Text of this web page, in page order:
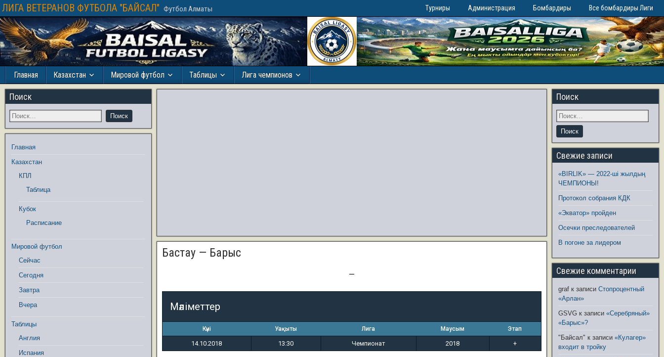
ЛИГА ВЕТЕРАНОВ ФУТБОЛА "БАЙСАЛ" Футбол Алматы Турниры Администрация Бомбардиры Все бомбардиры Лиги
Главная Казахстан Мировой футбол Таблицы Лига чемпионов
Бастау — Барыс
—
Мәліметтер
Күні Уақыты Лига Маусым Этап
14.10.2018 13:30 Чемпионат 2018 +
Поиск
Главная
Казахстан
КПЛ
Таблица
Кубок
Расписание
Мировой футбол
Сейчас
Сегодня
Завтра
Вчера
Таблицы
Англия
Испания
Поиск
Свежие записи
«BIRLIK» — 2022-ші жылдың
ЧЕМПИОНЫ!
Протокол собрания КДК
«Экватор» пройден
Осечки преследователей
В погоне за лидером
Свежие комментарии
graf к записиСтопроцентный
«Арлан»
GSVG к записи«Серебряный»
«Барыс»?
"Байсал" к записи«Кулагер»
входит в тройку